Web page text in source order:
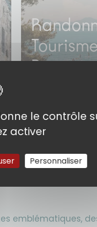
emblématiques,
le contrôle
activer
Personnaliser